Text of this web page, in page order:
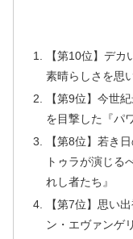
【第10位】デ
素晴らしさを思
【第9位】今世
を目撃した『パ
【第8位】若き
トゥラが演じる
れし者たち』
【第7位】思い
ン・エヴァンゲ